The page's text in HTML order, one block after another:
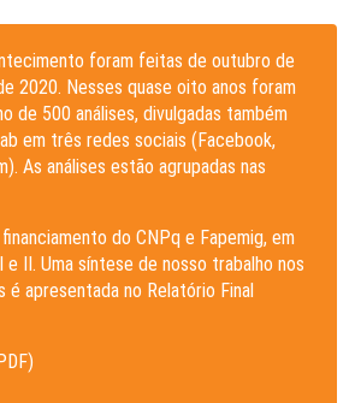
foram feitas de outubro de
2020. Nesses quase oito anos foram
de 500 análises, divulgadas também
em três redes sociais (Facebook,
As análises estão agrupadas nas
do CNPq e Fapemig, em
e II. Uma síntese de nosso trabalho nos
é apresentada no Relatório Final